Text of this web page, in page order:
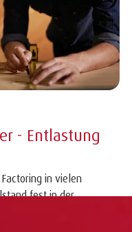
- Entlastung
in vielen
fest in der